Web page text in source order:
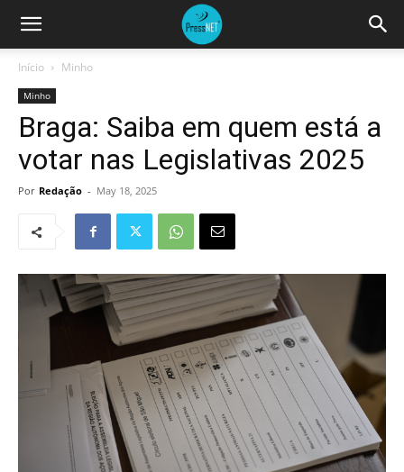
Início Minho
Minho
Braga: Saiba em quem está a
votar nas Legislativas 2025
Por Redação - May 18, 2025